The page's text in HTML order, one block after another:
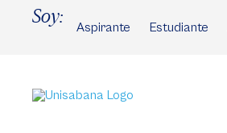
Soy:
Aspirante Estudiante